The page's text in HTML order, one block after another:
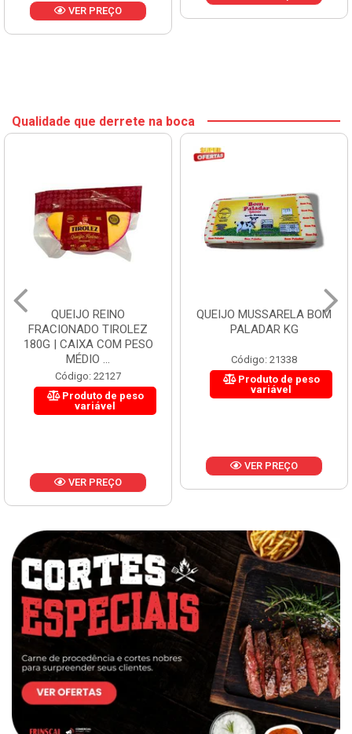
VER PREÇO
Qualidade que derrete na boca
QUEIJO REINO
FRACIONADO TIROLEZ
180G | CAIXA COM PESO
MÉDIO ...
Código: 22127
Produto de peso
variável
VER PREÇO
QUEIJO MUSSARELA BOM
PALADAR KG
Código: 21338
Produto de peso
variável
VER PREÇO